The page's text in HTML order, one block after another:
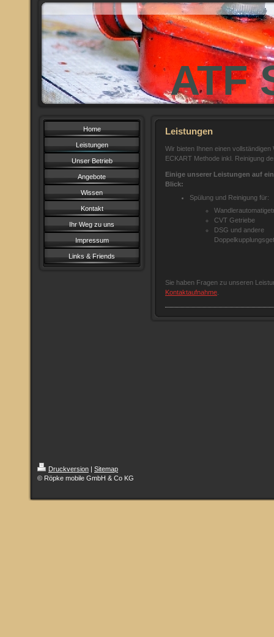
ATF
Home
Leistungen
Unser Betrieb
Angebote
Wissen
Kontakt
Ihr Weg zu uns
Impressum
Links & Friends
Leistungen
Wir bieten Ihnen einen
ECKART Methode inkl. Reinigung
Einige unserer Leistungen auf
Blick:
Spülung und Reinigung für:
CVT Getriebe
DSG und andere
Sie haben Fragen zu unseren
Kontaktaufnahme
Druckversion | Sitemap
© Röpke mobile GmbH & Co KG